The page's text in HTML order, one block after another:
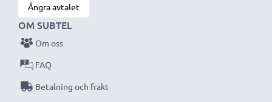
Ångra avtalet
OM SUBTEL
Om oss
FAQ
Betalning och frakt